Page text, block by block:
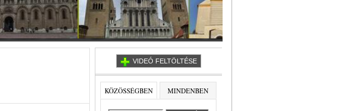
VIDEÓ FELTÖLTÉSE
KÖZÖSSÉGBEN MINDENBEN